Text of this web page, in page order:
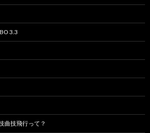
3.3
曲技飛行って？